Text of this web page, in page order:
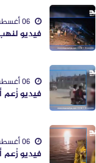
فيديو
فيديو
فيديو